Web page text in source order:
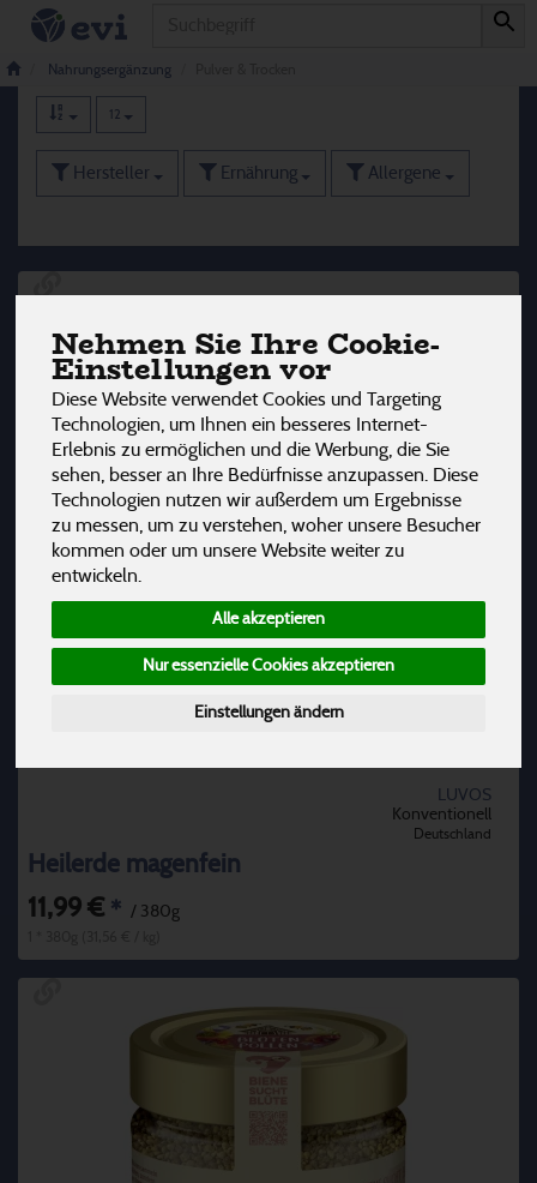
Nehmen Sie Ihre Cookie-
Einstellungen vor
Diese Website verwendet Cookies und Targeting
Technologien, um Ihnen ein besseres Internet-
Erlebnis zu ermöglichen und die Werbung, die Sie
sehen, besser an Ihre Bedürfnisse anzupassen. Diese
Technologien nutzen wir außerdem um Ergebnisse
zu messen, um zu verstehen, woher unsere Besucher
kommen oder um unsere Website weiter zu
entwickeln.
Alle akzeptieren
Nur essenzielle Cookies akzeptieren
Einstellungen ändern
Nahrungsergänzung
Pulver & Trocken
12
Hersteller Ernährung Allergene
LUVOS
Konventionell
Deutschland
Heilerde magenfein
11,99 € * / 380g